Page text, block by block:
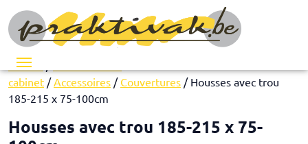
Menu
Accueil
cabinet /Accessoires / Couvertures / Housses avec trou
185-215 x 75-100cm
Housses avec trou 185-215 x 75-